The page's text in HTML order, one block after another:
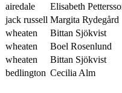
airedale Elisabeth
jack russell Margita Rydegård
wheaten Bittan Sjökvist
wheaten Boel Rosenlund
wheaten Bittan Sjökvist
bedlington Cecilia Alm